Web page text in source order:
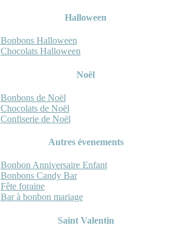
Halloween
Bonbons Halloween
Chocolats Halloween
Noël
Bonbons de Noël
Chocolats de Noël
Confiserie de Noël
Autres évenements
Bonbon Anniversaire Enfant
Bonbons Candy Bar
Fête foraine
Bar à bonbon mariage
Saint Valentin